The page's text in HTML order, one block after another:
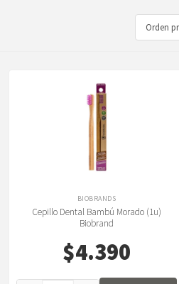
BIOBRANDS
Cepillo Dental Bambú Morado (1u)
Biobrand
$4.390